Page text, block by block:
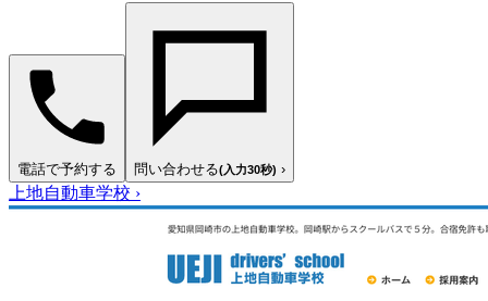
電話で予約する 問い合わせる(入力30秒) ›
上地自動車学校 ›